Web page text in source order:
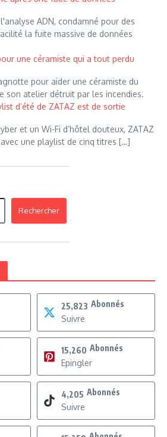
ADN, condamné pour des
la fuite massive de données
une céramiste qui a tout perdu
pour aider une céramiste du
son atelier détruit par les incendies.
d’été de ZATAZ est de sortie
et un Wi-Fi d’hôtel douteux, ZATAZ
une playlist de cinq titres […]
Rechercher
25,823 Abonnés
Suivre
15,260 Abonnés
Epingler
4,205 Abonnés
Suivre